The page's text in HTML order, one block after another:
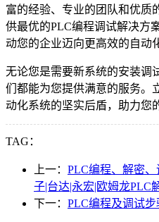
富的经验、专业的团队和优质
供最优的PLC编程调试解决方
动您的企业迈向更高效的自动
无论您是需要新系统的安装调
们都能为您提供满意的服务。
动化系统的坚实后盾，助力您
TAG：
上一： PLC编程、解密、
子|台达|永宏|欧姆龙PLC
下一： PLC编程及调试